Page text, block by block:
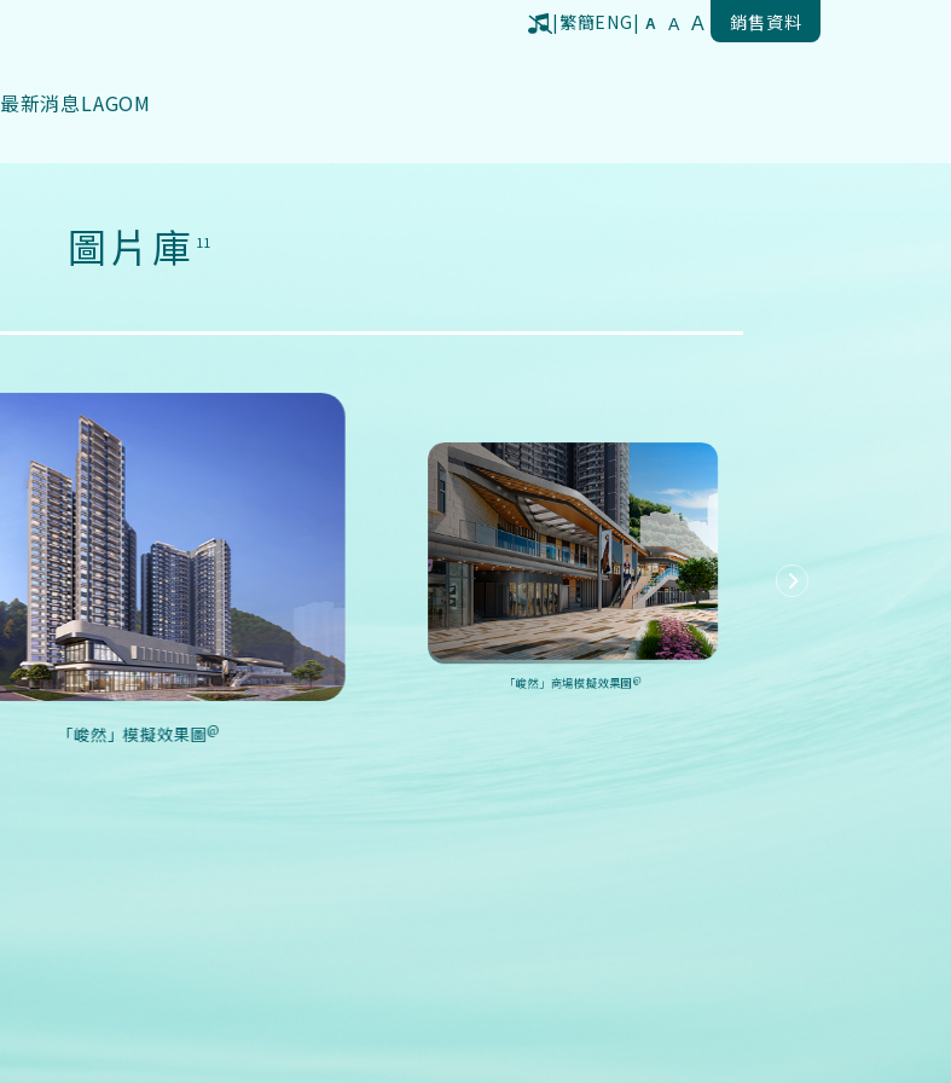
| 繁簡ENG| A A A 銷售資料
最新消息LAGOM
圖片庫 11
「峻然」模擬效果圖@
「峻然」商場模擬效果圖@